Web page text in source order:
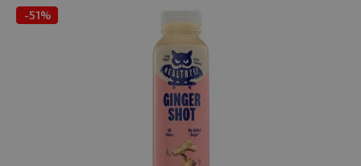
-51%